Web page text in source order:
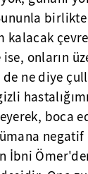
kalacak
onların
ne diye
boca
negatif
İbni